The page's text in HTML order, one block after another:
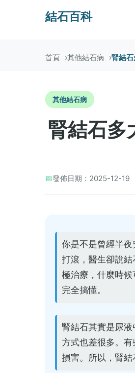
結石百科
首頁 其他結石病 腎結
其他結石病
腎結石多
📅發佈日期：2025-12-19
你是不是曾經半
打滾，醫生卻說
極治療，什麼時
完全搞懂。
腎結石其實是尿
方式也差很多。
損害。所以，腎結